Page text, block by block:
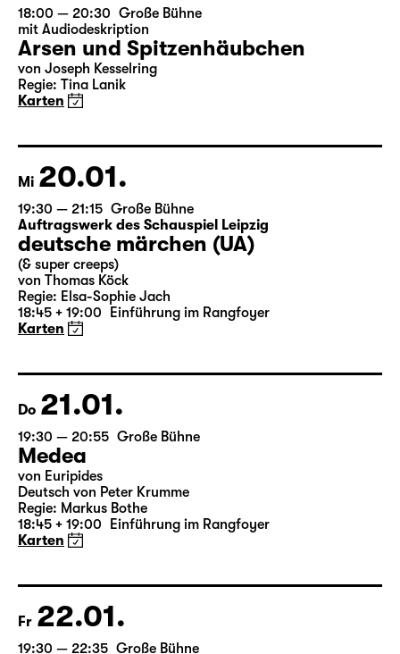
So 17.01.
18:00 — 20:30 Große Bühne
mit Audiodeskription
Arsen und Spitzenhäubchen
Regie: Tina Lanik
Karten
Mi 20.01.
19:30 — 21:15 Große Bühne
Auftragswerk des Schauspiel Leipzig
deutsche märchen (UA)
(& super creeps)
18:45 + 19:00 Einführung im Rangfoyer
Karten
Do 21.01.
19:30 — 20:55 Große Bühne
Medea
von Euripides
18:45 + 19:00 Einführung im Rangfoyer
Karten